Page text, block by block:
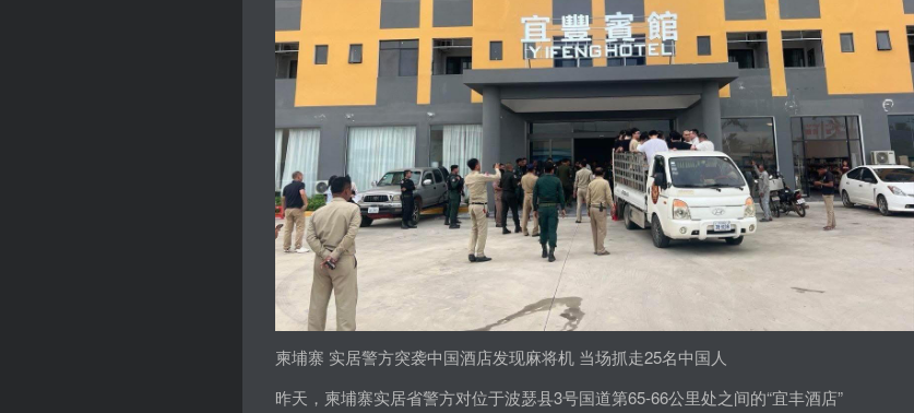
柬埔寨 实居警方突袭中国酒店发现麻将机 当场抓走25名中国人
昨天，柬埔寨实居省警方对位于波瑟县3号国道第65-66公里处之间的“宜丰酒店”